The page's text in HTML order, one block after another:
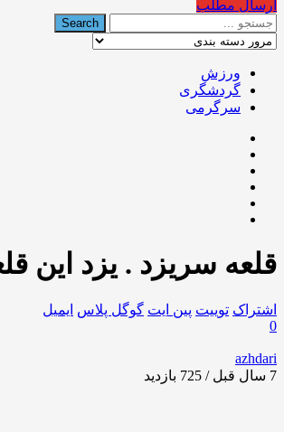
ارسال مطلب
ورزش
گردشگری
سرگرمی
قلعه سریزد . یزد این
اشتراک توییت پین ایت گوگل‌ پلاس ایمیل
0
azhdari
7 سال قبل / 725
بازدید